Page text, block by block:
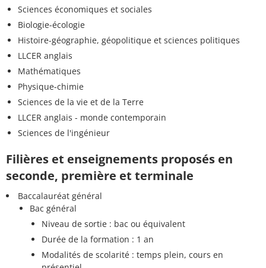
Sciences économiques et sociales
Biologie-écologie
Histoire-géographie, géopolitique et sciences politiques
LLCER anglais
Mathématiques
Physique-chimie
Sciences de la vie et de la Terre
LLCER anglais - monde contemporain
Sciences de l'ingénieur
Filières et enseignements proposés en
seconde, première et terminale
Baccalauréat général
Bac général
Niveau de sortie : bac ou équivalent
Durée de la formation : 1 an
Modalités de scolarité : temps plein, cours en